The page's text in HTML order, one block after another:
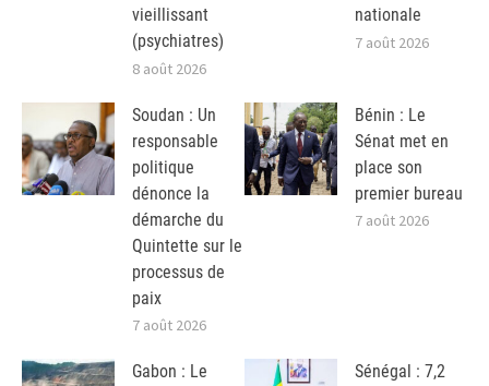
vieillissant
(psychiatres)
8 août 2026
nationale
7 août 2026
Soudan : Un
responsable
politique
dénonce la
démarche du
Quintette sur le
processus de
paix
7 août 2026
Bénin : Le
Sénat met en
place son
premier bureau
7 août 2026
Gabon : Le
Sénégal : 7,2